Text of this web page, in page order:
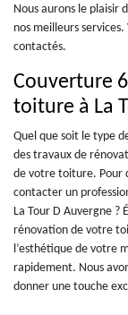
Nous aurons le plaisir
nos meilleurs
contactés.
Couverture
toiture à La
Quel que soit le type
des travaux de
de votre toiture. Pour
contacter un
La Tour D Auvergne
rénovation de votre
l’esthétique de votre
rapidement. Nous
donner une touche